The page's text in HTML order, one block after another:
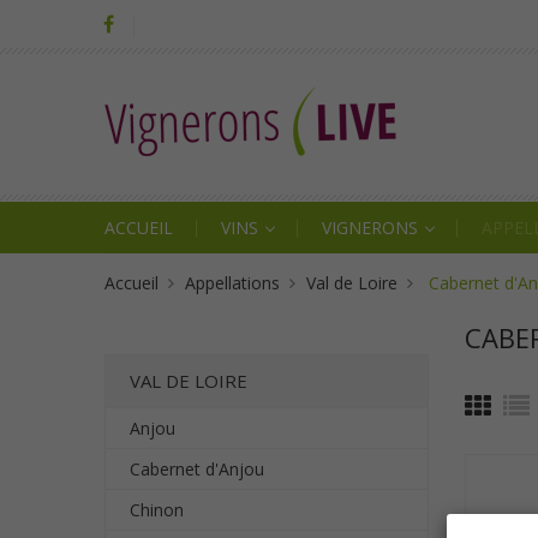
ACCUEIL VINS VIGNERONS
Accueil Appellations Val de Loire Cabernet
VAL DE LOIRE
Anjou
Cabernet d'Anjou
Chinon